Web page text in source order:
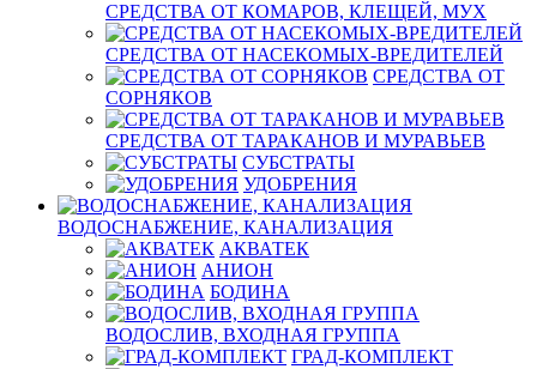
СРЕДСТВА ОТ КОМАРОВ, КЛЕЩЕЙ, МУХ
СРЕДСТВА ОТ НАСЕКОМЫХ-ВРЕДИТЕЛЕЙ
СРЕДСТВА ОТ
СОРНЯКОВ
СРЕДСТВА ОТ ТАРАКАНОВ И МУРАВЬЕВ
СУБСТРАТЫ
УДОБРЕНИЯ
ВОДОСНАБЖЕНИЕ, КАНАЛИЗАЦИЯ
АКВАТЕК
АНИОН
БОДИНА
ВОДОСЛИВ, ВХОДНАЯ ГРУППА
ГРАД-КОМПЛЕКТ